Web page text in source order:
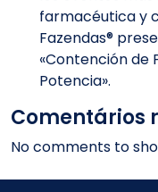
farmacéutica y
Fazendas®
«Contención de
Potencia».
Comentários
No comments to